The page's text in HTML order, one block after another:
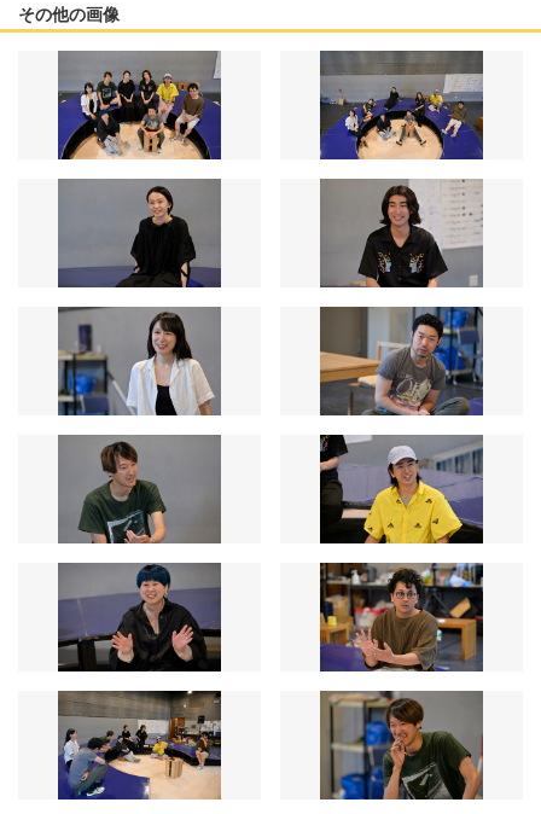
その他の画像